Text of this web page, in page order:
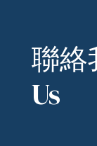
聯絡
Us